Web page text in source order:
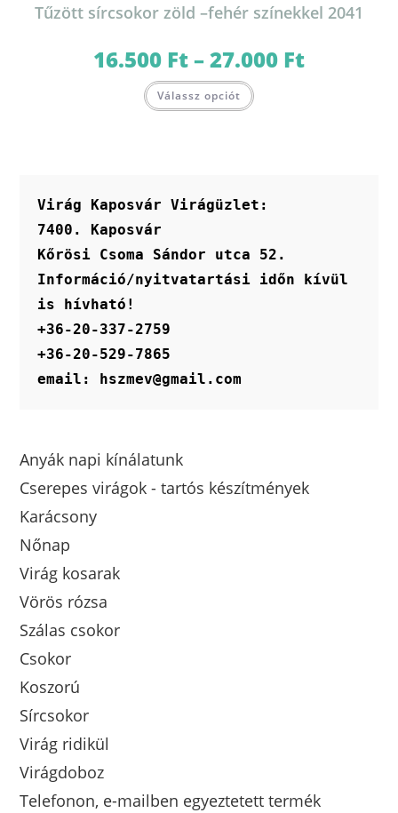
Tűzött sírcsokor zöld –fehér színekkel 2041
16.500 Ft–27.000 Ft16.500 Ft
Válassz opciót a
termékoldalon
választhatók
Virág Kaposvár Virágüzlet:
7400. Kaposvár
Kőrösi Csoma Sándor utca 52.
Információ/nyitvatartási időn kívül
is hívható!
+36-20-337-2759
+36-20-529-7865
email: hszmev@gmail.com
Anyák napi kínálatunk
Cserepes virágok - tartós készítmények
Karácsony
Nőnap
Virág kosarak
Vörös rózsa
Szálas csokor
Csokor
Koszorú
Sírcsokor
Virág ridikül
Virágdoboz
Telefonon, e-mailben egyeztetett termék